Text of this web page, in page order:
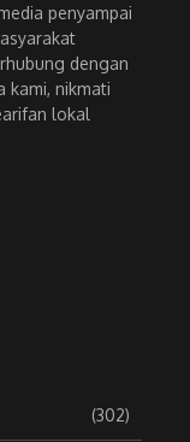
penyampai
dengan
kami, nikmati
lokal
(302)